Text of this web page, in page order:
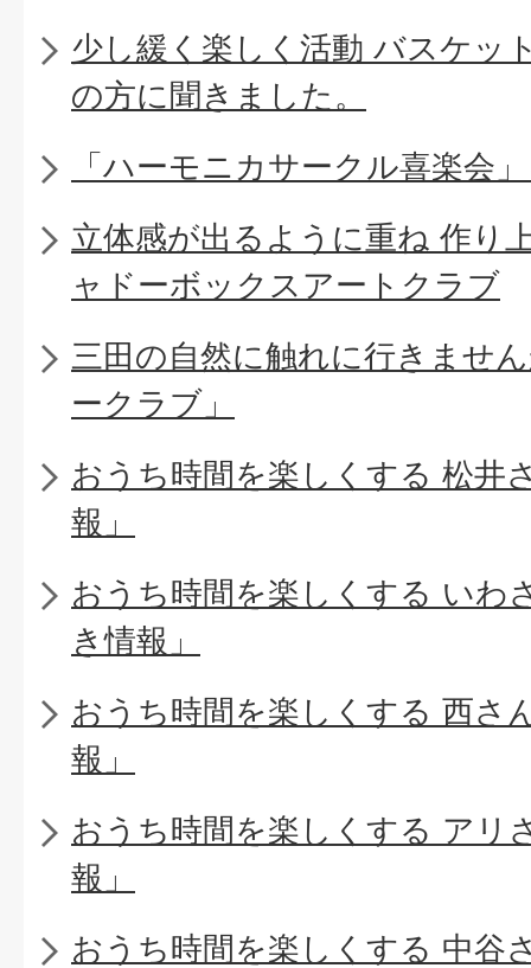
少し緩く楽しく活動 バスケッ
の方に聞きました。
「ハーモニカサークル喜楽会
立体感が出るように重ね 作り
ャドーボックスアートクラブ
三田の自然に触れに行きませ
ークラブ」
おうち時間を楽しくする 松井
報」
おうち時間を楽しくする いわ
き情報」
おうち時間を楽しくする 西さ
報」
おうち時間を楽しくする アリ
報」
おうち時間を楽しくする 中谷